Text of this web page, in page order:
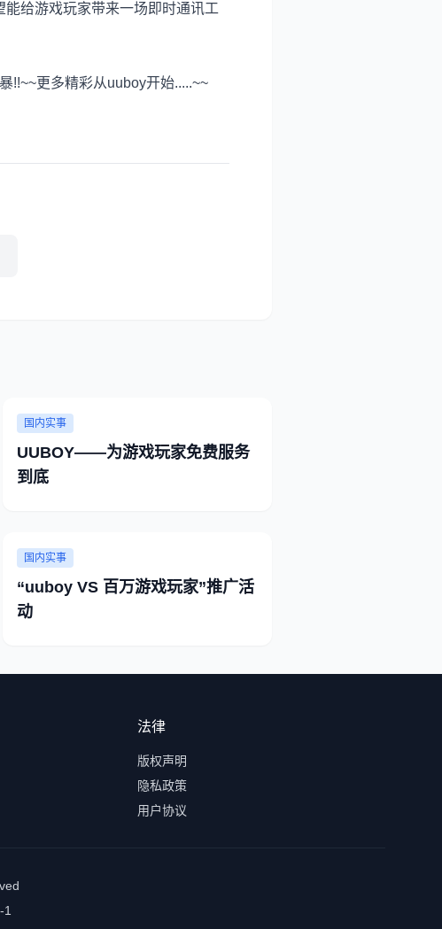
给游戏玩家带来一场即时通讯工
更多精彩从uuboy开始.....~~
国内实事
UUBOY――为游戏玩家免费服务
到底
国内实事
“uuboy VS 百万游戏玩家”推广活
动
法律
版权声明
隐私政策
用户协议